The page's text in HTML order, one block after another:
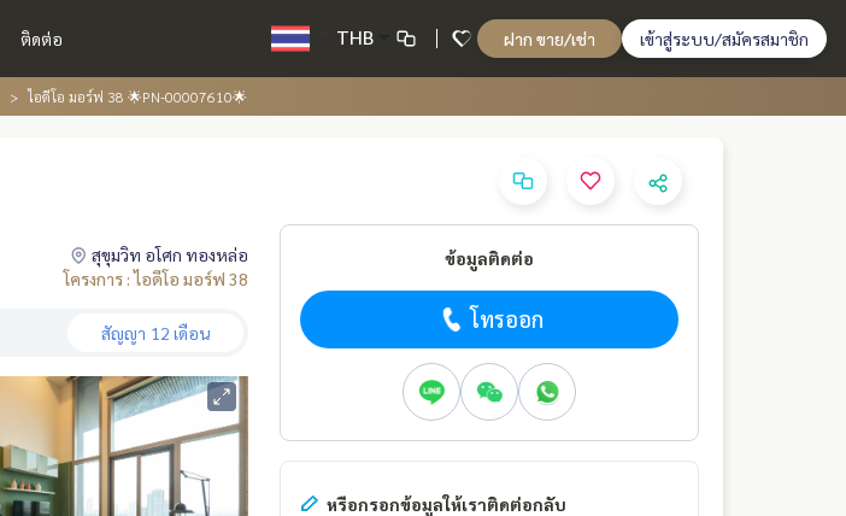
ติดต่อ THB ฝาก ขาย/เช่า เข้าสู่ระบบ/สมัครสมาชิก
ไอดีโอ มอร์ฟ 38 🌟PN-00007610🌟
สุขุมวิท อโศก ทองหล่อ
โครงการ : ไอดีโอ มอร์ฟ 38
สัญญา 12 เดือน
ข้อมูลติดต่อ
โทรออก
หรือกรอกข้อมูลให้เราติดต่อกลับ